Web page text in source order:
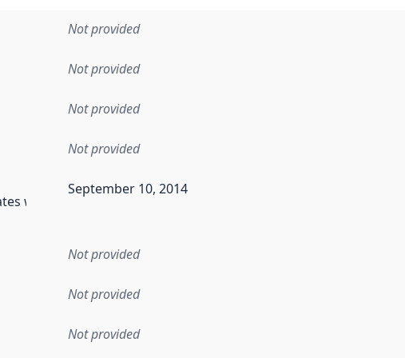
Not provided
Not provided
Not provided
Not provided
when the data in this dataset was first released. It may have
September 10, 2014
Not provided
Not provided
Not provided